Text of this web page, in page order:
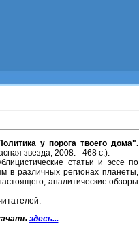
у порога твоего дома".
звезда, 2008. - 468 с.).
статьи и эссе по
в различных регионах планеты,
аналитические обзоры
здесь...